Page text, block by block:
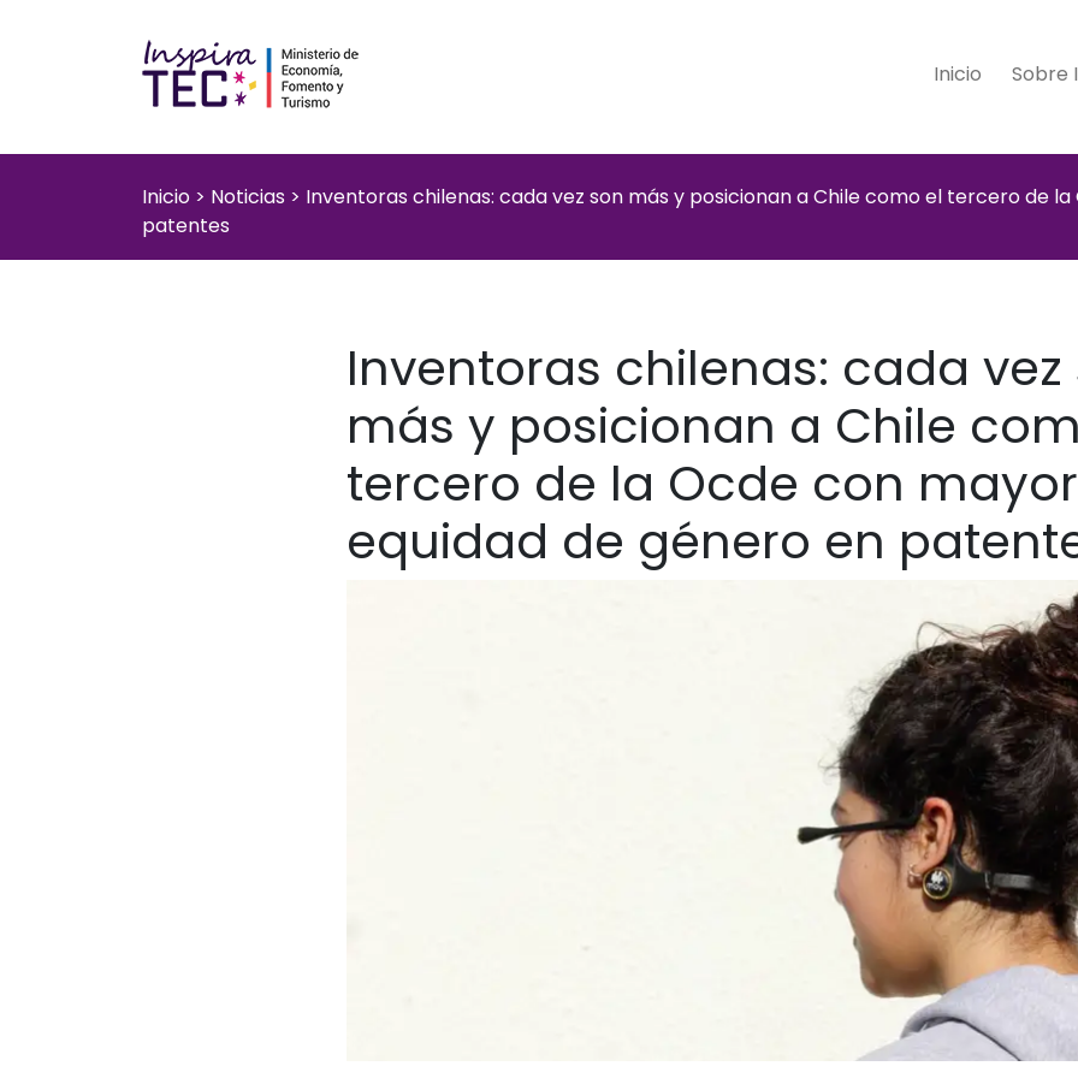
Inicio Sobre
Inicio > Noticias > Inventoras chilenas: cada vez son más y posicionan a Chile como el tercero de
patentes
Inventoras chilenas: cada vez
más y posicionan a Chile
tercero de la Ocde con mayor
equidad de género en